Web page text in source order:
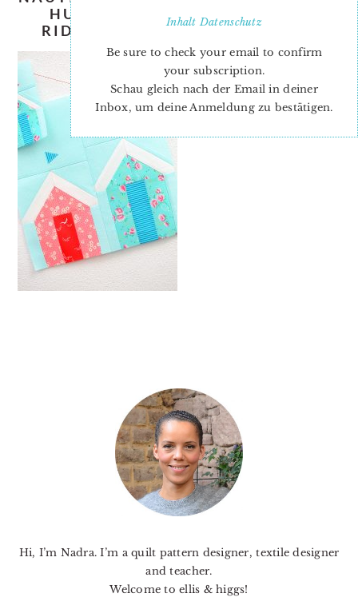
HUT-QUILT-PATTERN-NADRA-
RIDGEWAY-ELLIS-AND-HIGGS-2
Hi, I’m Nadra. I’m a quilt pattern designer, textile designer
and teacher.
Welcome to ellis & higgs!
InhaltDatenschutz
Be sure to check your email to confirm
your subscription.
Schau gleich nach der Email in deiner
Inbox, um deine Anmeldung zu bestätigen.